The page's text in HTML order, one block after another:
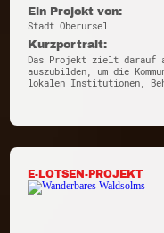
Ein Projekt von:
Stadt Oberursel
Kurzportrait:
Das Projekt zielt darauf
auszubilden, um die
lokalen Institutionen,
E-LOTSEN-PROJEKT